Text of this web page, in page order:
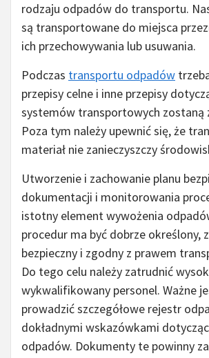
rodzaju odpadów do transportu.
są transportowane do miejsca
ich przechowywania lub usuwania.
Podczas transportu odpadów
przepisy celne i inne przepisy
systemów transportowych zostaną
Poza tym należy upewnić się, że
materiał nie zanieczyszczy
Utworzenie i zachowanie planu
dokumentacji i monitorowania
istotny element wywożenia
procedur ma być dobrze określony,
bezpieczny i zgodny z prawem
Do tego celu należy zatrudnić
wykwalifikowany personel. Ważne
prowadzić szczegółowe rejestr
dokładnymi wskazówkami
odpadów. Dokumenty te powinny